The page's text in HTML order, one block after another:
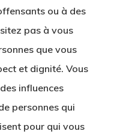
ou à des
pas à vous
que vous
et dignité. Vous
influences
personnes qui
pour qui vous